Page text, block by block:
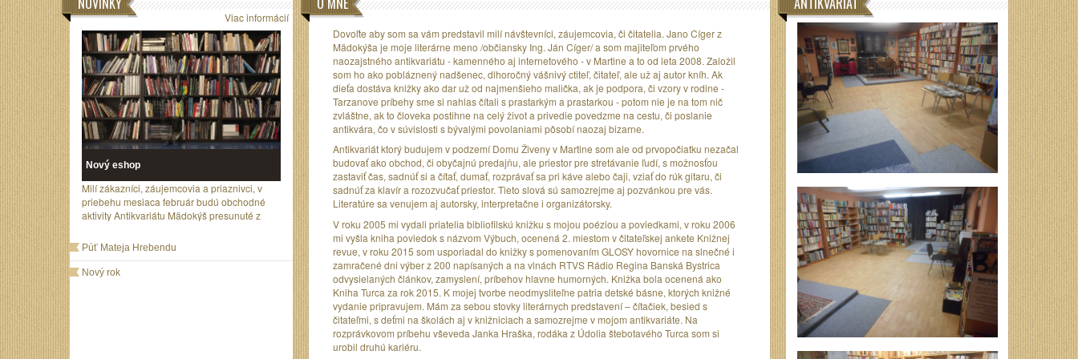
Nový eshop
Milí zákazníci, záujemcovia a priaznivci, v
priebehu mesiaca február budú obchodné
aktivity Antikvariátu Mädokýš presunuté z
Madokys.com
Púť Mateja Hrebendu
Nový rok
Viac informácií
Dovoľte aby som sa vám predstavil milí návštevníci, záujemcovia, či čitatelia. Jano Cíger z
Mädokýša je moje literárne meno /občiansky Ing. Ján Cíger/ a som majiteľom prvého
naozajstného antikvariátu - kamenného aj internetového - v Martine a to od leta 2008. Založil
som ho ako pobláznený nadšenec, dlhoročný vášnivý ctiteľ, čitateľ, ale už aj autor kníh. Ak
dieťa dostáva knižky ako dar už od najmenšieho malička, ak je podpora, či vzory v rodine -
Tarzanove príbehy sme si nahlas čítali s prastarkým a prastarkou - potom nie je na tom nič
zvláštne, ak to človeka postihne na celý život a privedie povedzme na cestu, či poslanie
antikvára, čo v súvislosti s bývalými povolaniami pôsobí naozaj bizarne.
Antikvariát ktorý budujem v podzemí Domu Živeny v Martine som ale od prvopočiatku nezačal
budovať ako obchod, či obyčajnú predajňu, ale priestor pre stretávanie ľudí, s možnosťou
zastaviť čas, sadnúť si a čítať, dumať, rozprávať sa pri káve alebo čaji, vziať do rúk gitaru, či
sadnúť za klavír a rozozvučať priestor. Tieto slová sú samozrejme aj pozvánkou pre vás.
Literatúre sa venujem aj autorsky, interpretačne i organizátorsky.
V roku 2005 mi vydali priatelia bibliofilskú knižku s mojou poéziou a poviedkami, v roku 2006
mi vyšla kniha poviedok s názvom Výbuch, ocenená 2. miestom v čitateľskej ankete Knižnej
revue, v roku 2015 som usporiadal do knižky s pomenovaním GLOSY hovornice na slnečné i
zamračené dni výber z 200 napísaných a na vlnách RTVS Rádio Regina Banská Bystrica
odvysielaných článkov, zamyslení, príbehov hlavne humorných. Knižka bola ocenená ako
Kniha Turca za rok 2015. K mojej tvorbe neodmysliteľne patria detské básne, ktorých knižné
vydanie pripravujem. Mám za sebou stovky literárnych predstavení – čítačiek, besied s
čitateľmi, s deťmi na školách aj v knižniciach a samozrejme v mojom antikvariáte. Na
rozprávkovom príbehu vševeda Janka Hraška, rodáka z Údolia štebotavého Turca som si
urobil druhú kariéru.